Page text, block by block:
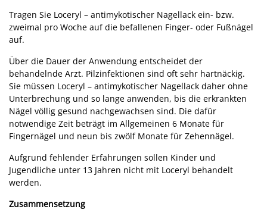
Tragen Sie Loceryl – antimykotischer Nagellack ein- bzw.
zweimal pro Woche auf die befallenen Finger- oder Fußnägel
auf.
Über die Dauer der Anwendung entscheidet der
behandelnde Arzt. Pilzinfektionen sind oft sehr hartnäckig.
Sie müssen Loceryl – antimykotischer Nagellack daher ohne
Unterbrechung und so lange anwenden, bis die erkrankten
Nägel völlig gesund nachgewachsen sind. Die dafür
notwendige Zeit beträgt im Allgemeinen 6 Monate für
Fingernägel und neun bis zwölf Monate für Zehennägel.
Aufgrund fehlender Erfahrungen sollen Kinder und
Jugendliche unter 13 Jahren nicht mit Loceryl behandelt
werden.
Zusammensetzung